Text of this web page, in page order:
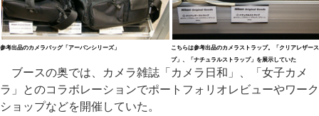
参考出品のカメラバッグ「アーバンシリーズ」
こちらは参考出品のカメラストラップ。「クリアレザー
プ」、「ナチュラルストラップ」を展示していた
ブースの奥では、カメラ雑誌「カメラ日和」、「女子カメ
ラ」とのコラボレーションでポートフォリオレビューやワーク
ショップなどを開催していた。